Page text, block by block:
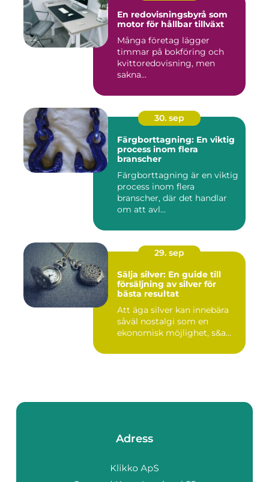
En redovisningsbyrå som
motor för hållbar tillväxt
Många företag lägger
timmar på bokföring och
kvittoredovisning, men
sakna...
30. sep
Färgborttagning: En viktig
process inom flera
branscher
Färgborttagning är en viktig
process inom flera
branscher, där det handlar
om att avl...
29. sep
Sälja silver: En guide till
försäljning av silver för
bästa resultat
Att äga silver kan innebära
såväl nostalgi som en
ekonomisk möjlighet, s&a...
Adress